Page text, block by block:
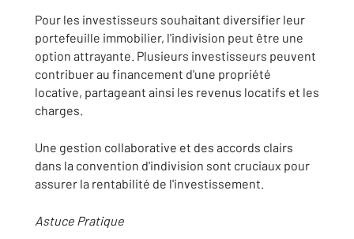
Pour les investisseurs souhaitant diversifier leur
portefeuille immobilier, l'indivision peut être une
option attrayante. Plusieurs investisseurs peuvent
contribuer au financement d'une propriété
locative, partageant ainsi les revenus locatifs et les
charges.
Une gestion collaborative et des accords clairs
dans la convention d'indivision sont cruciaux pour
assurer la rentabilité de l'investissement.
Astuce Pratique